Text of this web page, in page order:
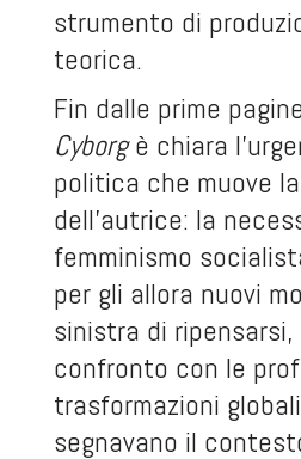
strumento di
teorica.
Fin dalle prime
Cyborgè chiara
politica che muove
dell’autrice: la
femminismo
per gli allora nuovi
sinistra di
confronto con le
trasformazioni
segnavano il